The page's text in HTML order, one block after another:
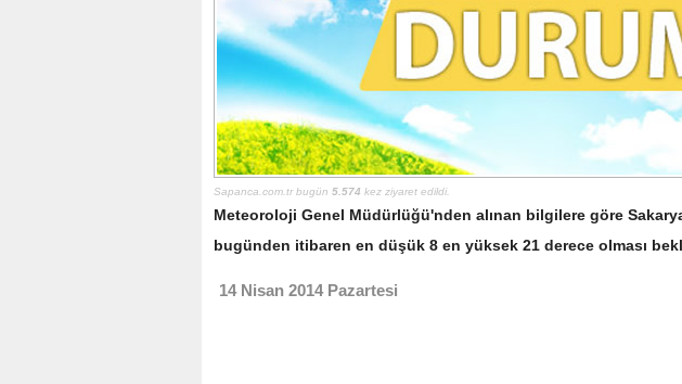
Sapanca.com.tr bugün 5.574 kez ziyaret edildi.
Meteoroloji Genel Müdürlüğü'nden alınan bilgilere göre
bugünden itibaren en düşük 8 en yüksek 21 derece olması
14 Nisan 2014 Pazartesi